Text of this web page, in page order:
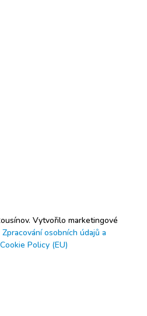
Vytvořilo marketingové
Zpracování osobních údajů a
Cookie Policy (EU)